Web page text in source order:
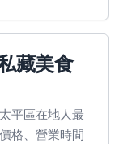
藏美食
平區在地人最
格、營業時間